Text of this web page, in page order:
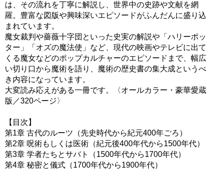
は、その流れを丁寧に解説し、世界中の史跡や文献を網
羅。豊富な図版や興味深いエピソードがふんだんに盛り込
まれています。
魔女裁判や薔薇十字団といった史実の解説や「ハリーポッ
ター」「オズの魔法使」など、現代の映画やテレビに出て
くる魔女などのポップカルチャーのエピソードまで、幅広
い切り口から魔術を語り、魔術の歴史書の集大成というべ
き内容になっています。
大変読み応えがある一冊です。〈オールカラー・豪華愛蔵
版／320ページ〉
【目次】
第1章 古代のルーツ（先史時代から紀元400年ごろ）
第2章 呪術もしくは医術（紀元後400年代から1500年代）
第3章 学者たちとサバト（1500年代から1700年代）
第4章 秘密と儀式（1700年代から1900年代）